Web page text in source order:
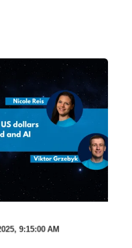
9:15:00 AM